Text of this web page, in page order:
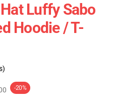
Luffy Sabo
Hoodie / T-
-20%